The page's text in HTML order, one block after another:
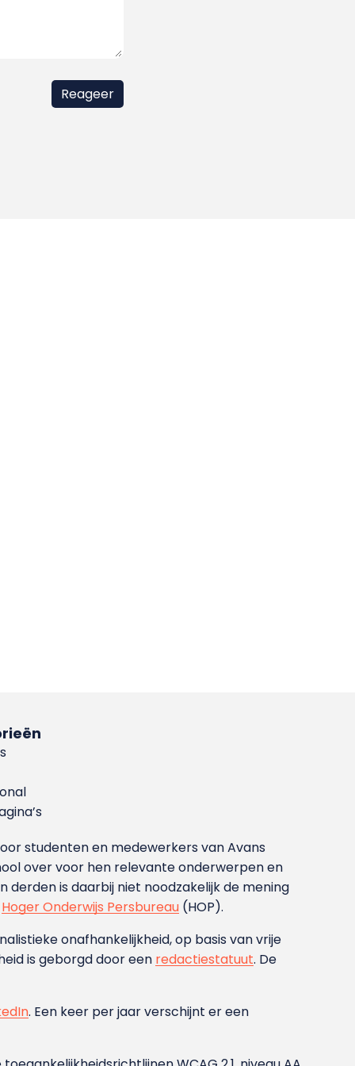
studenten en medewerkers van Avans
over voor hen relevante onderwerpen en
is daarbij niet noodzakelijk de mening
Hoger Onderwijs Persbureau (HOP).
onafhankelijkheid, op basis van vrije
is geborgd door een redactiestatuut. De
. Een keer per jaar verschijnt er een